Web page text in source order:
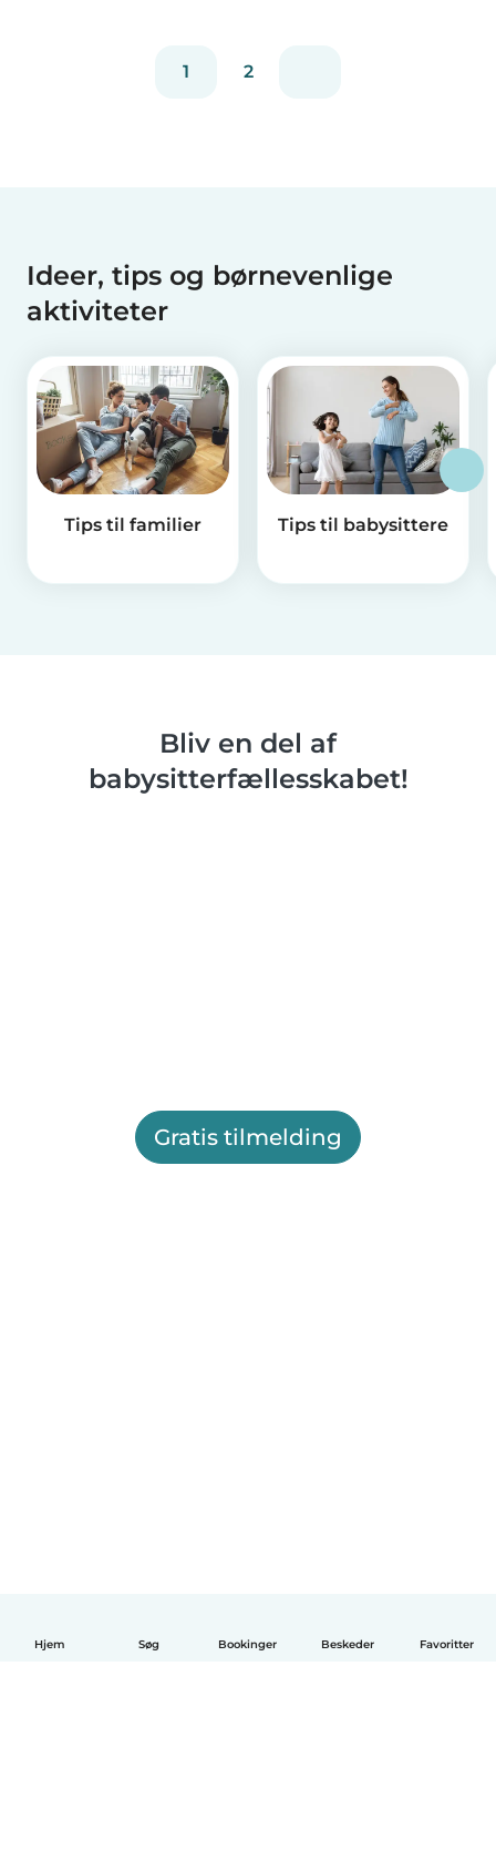
Hjem Søg Bookinger Beskeder Favoritter
1 2
Ideer, tips og børnevenlige
aktiviteter
Tips til familier Tips til babysittere
Bliv en del af
babysitterfællesskabet!
Gratis tilmelding